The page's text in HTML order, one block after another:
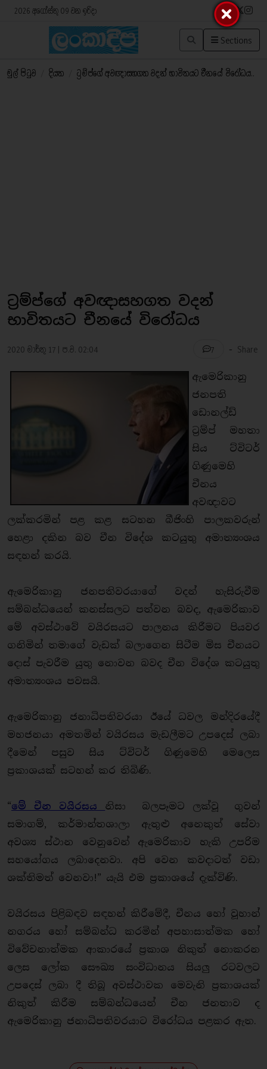
2026 අගෝස්තු 09 වන ඉරිදා
Sections
මුල් පිටුව දියත ට්‍රම්ප්ගේ අවඥාසහගත වදන් භාවිතයට චීනයේ විරෝධය..
ට්‍රම්ප්ගේ අවඥාසහගත වදන්
භාවිතයට චීනයේ විරෝධය
2020 මාර්තු 17 | ප.ව. 02:04 7 - Share
ඇමෙරිකානු
ජනපති
ඩොනල්ඩ්
ට්‍රම්ප් මහතා
සිය ට්විටර්
ගිණුමෙහි
චීනය
අවඥාවට
ලක්කරමින් පළ කළ සටහන බීජිංහි පාලකවරුන්
හෙළා දකින බව චීන විදේශ කටයුතු අමාත්‍යංශය
සඳහන් කරයි.
ඇමෙරිකානු ජනපතිවරයාගේ වදන් හැසිරුවීම
සම්බන්ධයෙන් කනස්සලට පත්වන බවද, ඇමෙරිකාව
මේ අවස්ථාවේ වයිරසයට පාලනය කිරීමට පියවර
ගනිමින් තමාගේ වැඩක් බලාගෙන සිටීම මිස චීනයට
දොස් පැවරීම යුතු නොවන බවද චීන විදේශ කටයුතු
අමාත්‍යංශය පවසයි.
ඇමෙරිකානු ජනාධිපතිවරයා ඊයේ ධවල මන්දිරයේදී
මහජනයා අමතමින් වයිරසය මැඩලීමට උපදෙස් ලබා
දීමෙන් පසුව සිය ට්විටර් ගිණුමෙහි මෙලෙස
ප්‍රකාශයක් සටහන් කර තිබිණි.
“මේ චීන වයිරසය නිසා බලපෑමට ලක්වූ ගුවන්
සමාගම්, කර්මාන්තශාලා ඇතුළු අනෙකුත් සේවා
අවශ්‍ය ස්ථාන වෙනුවෙන් ඇමෙරිකාව හැකි උපරිම
සහයෝගය ලබාදෙනවා. අපි වෙන කවදාටත් වඩා
ශක්තිමත් වෙනවා!” යැයි එම ප්‍රකාශයේ දැක්විණි.
වයිරසය පිළිබඳව සඳහන් කිරීමේදී, චීනය හෝ වූහාන්
නගරය හෝ සම්බන්ධ කරමින් අපහාසාත්මක හෝ
විවේචනාත්මක ආකාරයේ ප්‍රකාශ නිකුත් නොකරන
ලෙස ලෝක සෞඛ්‍ය සංවිධානය සියලු රටවලට
උපදෙස් ලබා දී තිබූ අවස්ථාවක මෙවැනි ප්‍රකාශයක්
නිකුත් කිරීම සම්බන්ධයෙන් චීන ජනතාව ද
ඇමෙරිකානු ජනාධිපතිවරයාට විරෝධය පළකර ඇත.